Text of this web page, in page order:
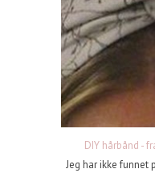
DIY hårbånd -
Jeg har ikke funnet